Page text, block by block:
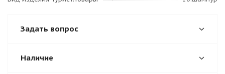
Задать вопрос
Наличие